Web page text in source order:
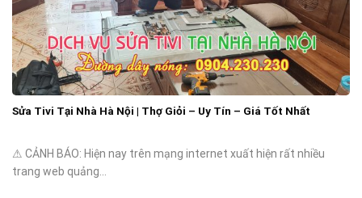
Sửa Tivi Tại Nhà Hà Nội | Thợ Giỏi – Uy Tín – Giá Tốt Nhất
⚠ CẢNH BÁO: Hiện nay trên mạng internet xuất hiện rất nhiều
trang web quảng...